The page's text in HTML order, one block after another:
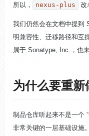
所以， nexus-plus 改
我们仍然会在文档中提到
明兼容性、迁移路径和互
属于 Sonatype, Inc.，也
为什么要重
制品仓库听起来不是一个
非常关键的一层基础设施